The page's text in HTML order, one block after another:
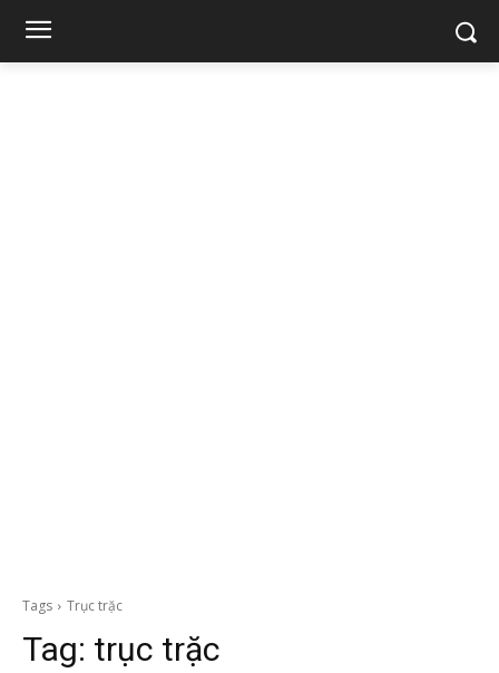
Tags Trục trặc
Tag: trục trặc